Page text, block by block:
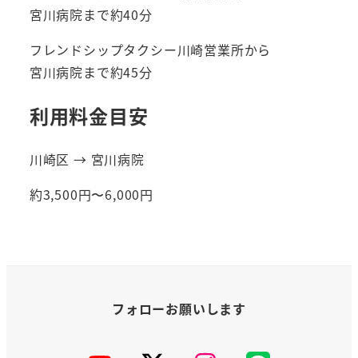
宮川病院まで約40分
フレンドシップタクシー川崎営業所から
宮川病院まで約45分
利用料金目安
川崎区 → 宮川病院
約3,500円〜6,000円